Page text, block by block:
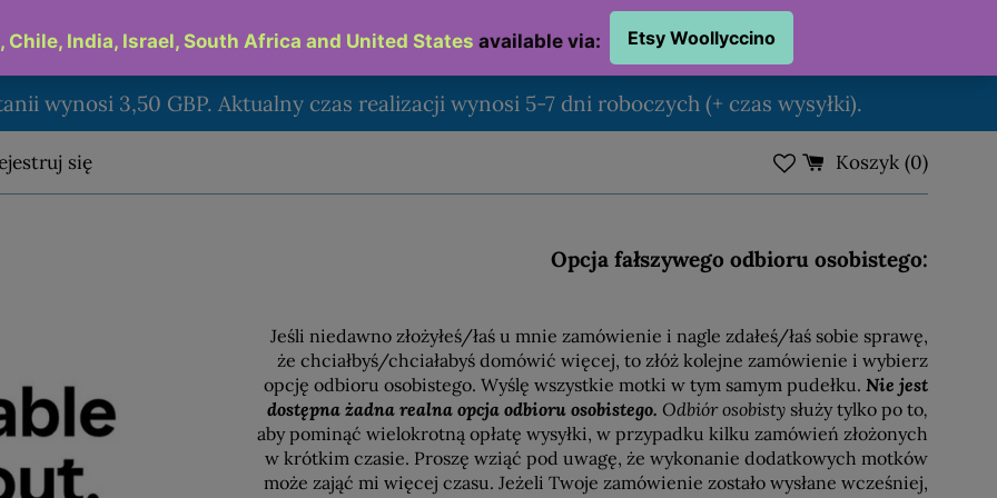
wynosi 3,50 GBP. Aktualny czas realizacji wynosi 5-7 dni roboczych (+ czas wysyłki).
się Koszyk (0)
Opcja fałszywego odbioru osobistego:
Jeśli niedawno złożyłeś/łaś u mnie zamówienie i nagle zdałeś/łaś sobie sprawę,
że chciałbyś/chciałabyś domówić więcej, to złóż kolejne zamówienie i wybierz
opcję odbioru osobistego. Wyślę wszystkie motki w tym samym pudełku. Nie jest
dostępna żadna realna opcja odbioru osobistego. Odbiór osobisty służy tylko po to,
aby pominąć wielokrotną opłatę wysyłki, w przypadku kilku zamówień złożonych
w krótkim czasie. Proszę wziąć pod uwagę, że wykonanie dodatkowych motków
może zająć mi więcej czasu. Jeżeli Twoje zamówienie zostało wysłane wcześniej,